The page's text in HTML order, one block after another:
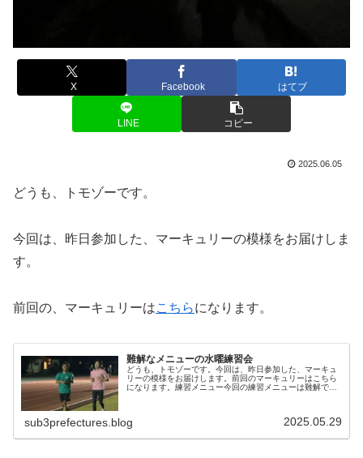
X Facebook はてブ
LINE コピー
2025.06.05
どうも、トモゾーです。
今回は、昨日参加した、マーキュリーの模様をお届けしま
す。
前回の、マーキュリーはこちらになります。
難解なメニューの水曜練習会
どうも、トモゾーです。今回は、昨日参加した、マーキュ
リーの模様をお届けします。前回のマーキュリーはこちら
になります。練習メニュー今回の練習メニューは難解でし
sub3prefectures.blog 2025.05.29